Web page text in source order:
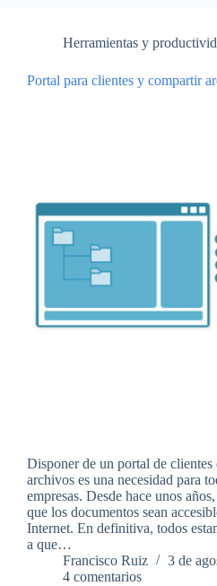
Herramientas y
Portal para clientes y compartir
Disponer de un portal de
archivos es una necesidad para
empresas. Desde hace unos
que los documentos sean
Internet. En definitiva, todos
a que…
Francisco Ruiz
3 de
4 comentarios